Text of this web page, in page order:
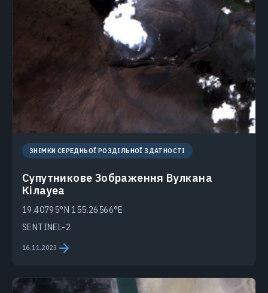
ЗНІМКИ СЕРЕДНЬОЇ РОЗДІЛЬНОЇ ЗДАТНОСТІ
Супутникове Зображення Вулкана
Кілауеа
19.40795°N 155.26566°E
SENTINEL-2
16.11.2023